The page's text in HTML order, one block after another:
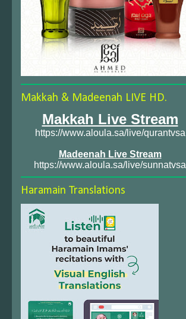
Makkah & Madeenah LIVE HD.
Makkah Live Stream
https://www.aloula.sa/live/qurantvsa
Madeenah Live Stream
https://www.aloula.sa/live/sunnatvsa
Haramain Translations